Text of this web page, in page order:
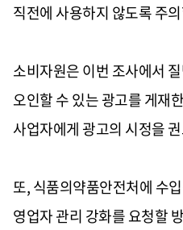
직전에 사용하지 않도록 주
소비자원은 이번 조사에서
오인할 수 있는 광고를 게재한
사업자에게 광고의 시정을
또,식품의약품안전처에 수
영업자 관리 강화를 요청할